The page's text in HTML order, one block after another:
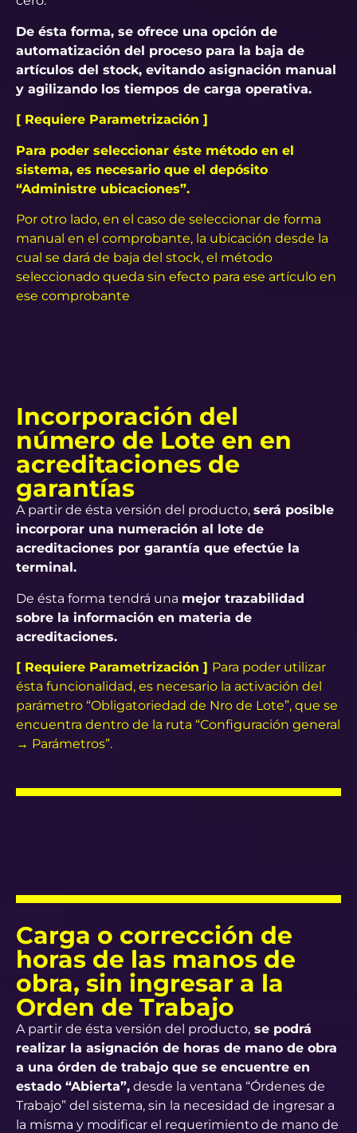
De ésta forma, se ofrece una opción de
automatización del proceso para la baja de
artículos del stock, evitando asignación manual
y agilizando los tiempos de carga operativa.
[ Requiere Parametrización ]
Para poder seleccionar éste método en el
sistema, es necesario que el depósito
“Administre ubicaciones”.
Por otro lado, en el caso de seleccionar de forma
manual en el comprobante, la ubicación desde la
cual se dará de baja del stock, el método
seleccionado queda sin efecto para ese artículo en
ese comprobante
Incorporación del
número de Lote en en
acreditaciones de
garantías
A partir de ésta versión del producto, será posible
incorporar una numeración al lote de
acreditaciones por garantía que efectúe la
terminal.
De ésta forma tendrá una mejor trazabilidad
sobre la información en materia de
acreditaciones.
[ Requiere Parametrización ] Para poder utilizar
ésta funcionalidad, es necesario la activación del
parámetro “Obligatoriedad de Nro de Lote”, que se
encuentra dentro de la ruta “Configuración general
→ Parámetros”.
Carga o corrección de
horas de las manos de
obra, sin ingresar a la
Orden de Trabajo
A partir de ésta versión del producto, se podrá
realizar la asignación de horas de mano de obra
a una órden de trabajo que se encuentre en
estado “Abierta”, desde la ventana “Órdenes de
Trabajo” del sistema, sin la necesidad de ingresar a
la misma y modificar el requerimiento de mano de